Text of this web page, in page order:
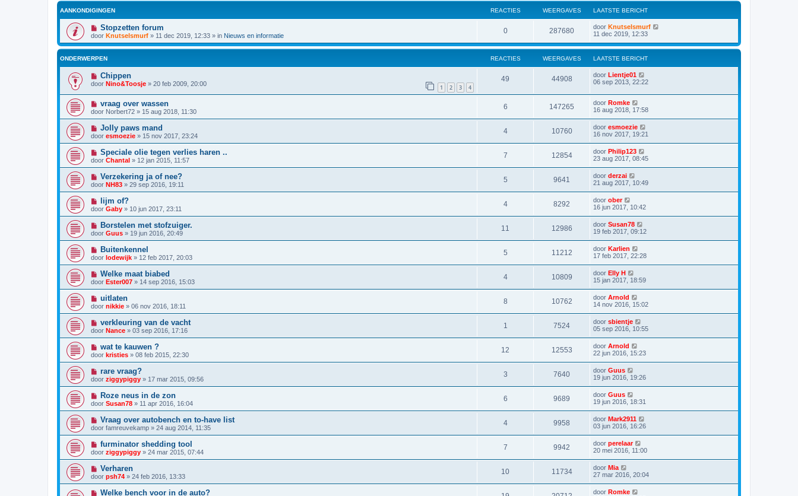
AANKONDIGINGEN REACTIES WEERGAVES LAATSTE BERICHT
Stopzetten forum
door Knutselsmurf » 11 dec 2019, 12:33 » in Nieuws en informatie
0 287680 door Knutselsmurf
11 dec 2019, 12:33
ONDERWERPEN REACTIES WEERGAVES LAATSTE BERICHT
Chippen
door Nino&Toosje » 20 feb 2009, 20:00 1 2 3 4
49 44908 door Lientje01
06 sep 2013, 22:22
vraag over wassen
door Norbert72 » 15 aug 2018, 11:30
6 147265 door Romke
16 aug 2018, 17:58
Jolly paws mand
door esmoezie » 15 nov 2017, 23:24
4 10760 door esmoezie
16 nov 2017, 19:21
Speciale olie tegen verlies haren ..
door Chantal » 12 jan 2015, 11:57
7 12854 door Philip123
23 aug 2017, 08:45
Verzekering ja of nee?
door NH83 » 29 sep 2016, 19:11
5 9641 door derzai
21 aug 2017, 10:49
lijm of?
door Gaby » 10 jun 2017, 23:11
4 8292 door ober
16 jun 2017, 10:42
Borstelen met stofzuiger.
door Guus » 19 jun 2016, 20:49
11 12986 door Susan78
19 feb 2017, 09:12
Buitenkennel
door lodewijk » 12 feb 2017, 20:03
5 11212 door Karlien
17 feb 2017, 22:28
Welke maat biabed
door Ester007 » 14 sep 2016, 15:03
4 10809 door Elly H
15 jan 2017, 18:59
uitlaten
door nikkie » 06 nov 2016, 18:11
8 10762 door Arnold
14 nov 2016, 15:02
verkleuring van de vacht
door Nance » 03 sep 2016, 17:16
1 7524 door sbientje
05 sep 2016, 10:55
wat te kauwen ?
door kristies » 08 feb 2015, 22:30
12 12553 door Arnold
22 jun 2016, 15:23
rare vraag?
door ziggypiggy » 17 mar 2015, 09:56
3 7640 door Guus
19 jun 2016, 19:26
Roze neus in de zon
door Susan78 » 11 apr 2016, 16:04
6 9689 door Guus
19 jun 2016, 18:31
Vraag over autobench en to-have list
door famreuvekamp » 24 aug 2014, 11:35
4 9958 door Mark2911
03 jun 2016, 16:26
furminator shedding tool
door ziggypiggy » 24 mar 2015, 07:44
7 9942 door perelaar
20 mei 2016, 11:00
Verharen
door psh74 » 24 feb 2016, 13:33
10 11734 door Mia
27 mar 2016, 20:04
Welke bench voor in de auto? door Romke